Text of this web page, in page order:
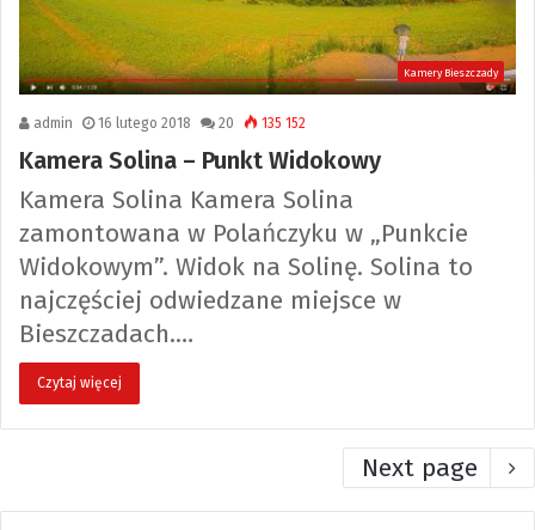
Kamery Bieszczady
admin 16 lutego 2018 20 135 152
Kamera Solina – Punkt Widokowy
Kamera Solina Kamera Solina
zamontowana w Polańczyku w „Punkcie
Widokowym”. Widok na Solinę. Solina to
najczęściej odwiedzane miejsce w
Bieszczadach.…
Czytaj więcej
Next page